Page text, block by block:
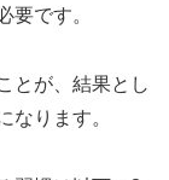
要です。
とが、結果とし
なります。